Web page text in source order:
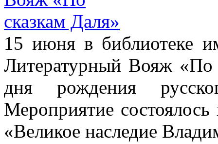
15 июня в библиотеке
Литературный Вояж «По
дня рождения
Мероприятие
«Великое наследие